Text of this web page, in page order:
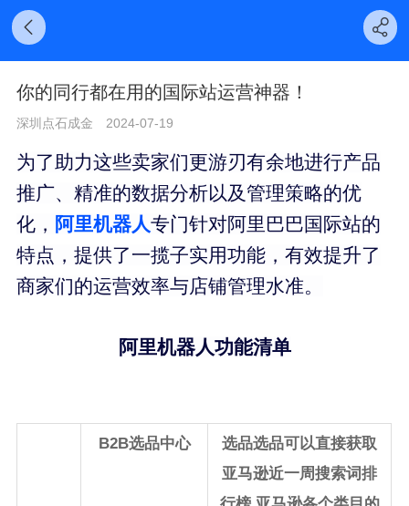
你的同行都在用的国际站运营神器！
深圳点石成金 2024-07-19
为了助力这些卖家们更游刃有余地进行产品
推广、精准的数据分析以及管理策略的优
化， 阿里机器人专门针对阿里巴巴国际站的
特点，提供了一揽子实用功能，有效提升了
商家们的运营效率与店铺管理水准。
阿里机器人功能清单
B2B选品中心
选品选品可以直接获取
亚马逊近一周搜索词排